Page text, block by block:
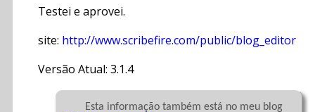
Testei e aprovei.
site: http://www.scribefire.com/public/blog_editor
Versão Atual: 3.1.4